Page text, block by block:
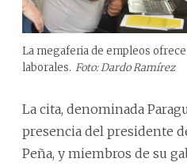
La megaferia de empleos
laborales. Foto: Dardo Ramírez
La cita, denominada
presencia del presidente
Peña, y miembros de su